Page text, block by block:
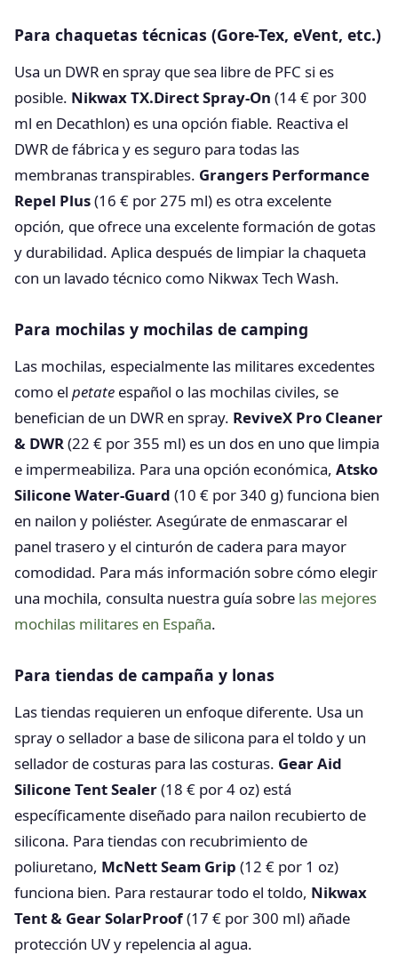
Para chaquetas técnicas (Gore-Tex, eVent, etc.)
Usa un DWR en spray que sea libre de PFC si es
posible. Nikwax TX.Direct Spray-On (14 € por 300
ml en Decathlon) es una opción fiable. Reactiva el
DWR de fábrica y es seguro para todas las
membranas transpirables. Grangers Performance
Repel Plus(16 € por 275 ml) es otra excelente
opción, que ofrece una excelente formación de gotas
y durabilidad. Aplica después de limpiar la chaqueta
con un lavado técnico como Nikwax Tech Wash.
Para mochilas y mochilas de camping
Las mochilas, especialmente las militares excedentes
como el petate español o las mochilas civiles, se
benefician de un DWR en spray. ReviveX Pro Cleaner
& DWR(22 € por 355 ml) es un dos en uno que limpia
e impermeabiliza. Para una opción económica, Atsko
Silicone Water-Guard (10 € por 340 g) funciona bien
en nailon y poliéster. Asegúrate de enmascarar el
panel trasero y el cinturón de cadera para mayor
comodidad. Para más información sobre cómo elegir
una mochila, consulta nuestra guía sobre las mejores
mochilas militares en España.
Para tiendas de campaña y lonas
Las tiendas requieren un enfoque diferente. Usa un
spray o sellador a base de silicona para el toldo y un
sellador de costuras para las costuras. Gear Aid
Silicone Tent Sealer(18 € por 4 oz) está
específicamente diseñado para nailon recubierto de
silicona. Para tiendas con recubrimiento de
poliuretano, McNett Seam Grip (12 € por 1 oz)
funciona bien. Para restaurar todo el toldo, Nikwax
Tent & Gear SolarProof(17 € por 300 ml) añade
protección UV y repelencia al agua.